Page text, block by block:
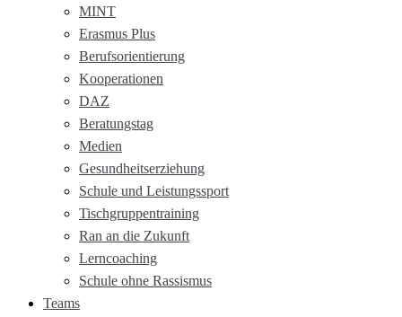
MINT
Erasmus Plus
Berufsorientierung
Kooperationen
DAZ
Beratungstag
Medien
Gesundheitserziehung
Schule und Leistungssport
Tischgruppentraining
Ran an die Zukunft
Lerncoaching
Schule ohne Rassismus
Teams